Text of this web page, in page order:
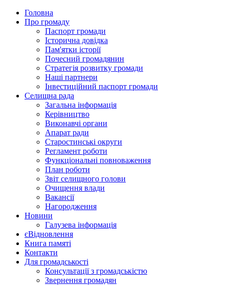
Головна
Про громаду
Паспорт громади
Історична довідка
Пам'ятки історії
Почесний громадянин
Стратегія розвитку громади
Наші партнери
Інвестиційний паспорт громади
Селищна рада
Загальна інформація
Керівництво
Виконавчі органи
Апарат ради
Старостинські округи
Регламент роботи
Функціональні повноваження
План роботи
Звіт селищного голови
Очищення влади
Вакансії
Нагородження
Новини
Галузева інформація
єВідновлення
Книга памяті
Контакти
Для громадськості
Консультації з громадськістю
Звернення громадян